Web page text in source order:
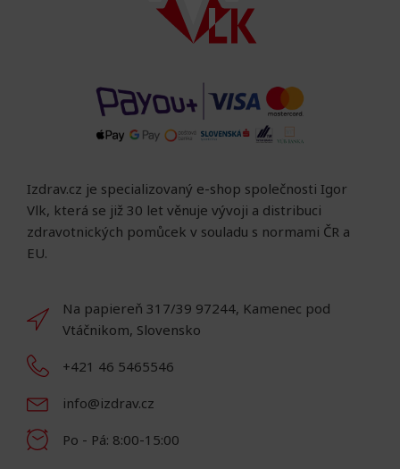
Izdrav.cz je specializovaný e-shop společnosti Igor
Vlk, která se již 30 let věnuje vývoji a distribuci
zdravotnických pomůcek v souladu s normami ČR a
EU.
Na papiereň 317/39 97244, Kamenec pod
Vtáčnikom, Slovensko
+421 46 5465546
info@izdrav.cz
Po - Pá: 8:00-15:00